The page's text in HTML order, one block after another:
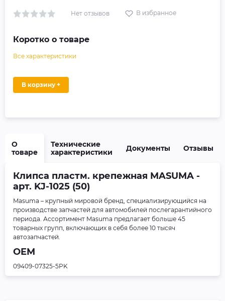
Нет отзывов В избранное
Коротко о товаре
Все характеристики
В корзину +
О
товаре
Технические
характеристики
Документы Отзывы
Клипса пластм. крепежная MASUMA -
арт. KJ-1025 (50)
Masuma – крупный мировой бренд, специализирующийся на
производстве запчастей для автомобилей послегарантийного
периода. Ассортимент Masuma предлагает больше 45
товарных групп, включающих в себя более 10 тысяч
автозапчастей.
OEM
09409-07325-5PK